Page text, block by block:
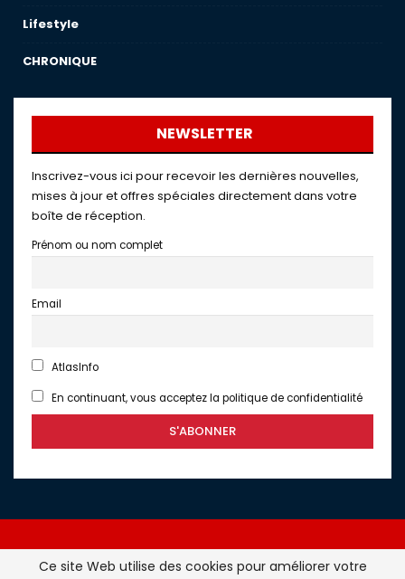
Lifestyle
CHRONIQUE
NEWSLETTER
Inscrivez-vous ici pour recevoir les dernières nouvelles,
mises à jour et offres spéciales directement dans votre
boîte de réception.
Prénom ou nom complet
Email
AtlasInfo
En continuant, vous acceptez la politique de confidentialité
Ce site Web utilise des cookies pour améliorer votre